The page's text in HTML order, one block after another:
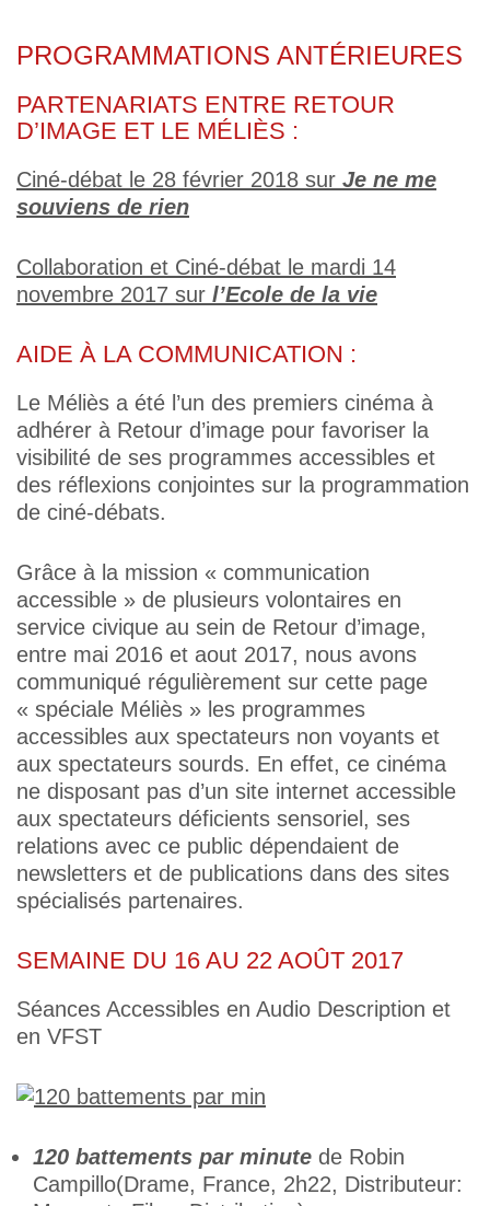
PROGRAMMATIONS ANTÉRIEURES
PARTENARIATS ENTRE RETOUR
D’IMAGE ET LE MÉLIÈS :
Ciné-débat le 28 février 2018 sur Je ne me
souviens de rien
Collaboration et Ciné-débat le mardi 14
novembre 2017 sur l’Ecole de la vie
AIDE À LA COMMUNICATION :
Le Méliès a été l’un des premiers cinéma à
adhérer à Retour d’image pour favoriser la
visibilité de ses programmes accessibles et
des réflexions conjointes sur la programmation
de ciné-débats.
Grâce à la mission « communication
accessible » de plusieurs volontaires en
service civique au sein de Retour d’image,
entre mai 2016 et aout 2017, nous avons
communiqué régulièrement sur cette page
« spéciale Méliès » les programmes
accessibles aux spectateurs non voyants et
aux spectateurs sourds. En effet, ce cinéma
ne disposant pas d’un site internet accessible
aux spectateurs déficients sensoriel, ses
relations avec ce public dépendaient de
newsletters et de publications dans des sites
spécialisés partenaires.
SEMAINE DU 16 AU 22 AOÛT 2017
Séances Accessibles en Audio Description et
en VFST
120 battements par minute de Robin
Campillo(Drame, France, 2h22, Distributeur: